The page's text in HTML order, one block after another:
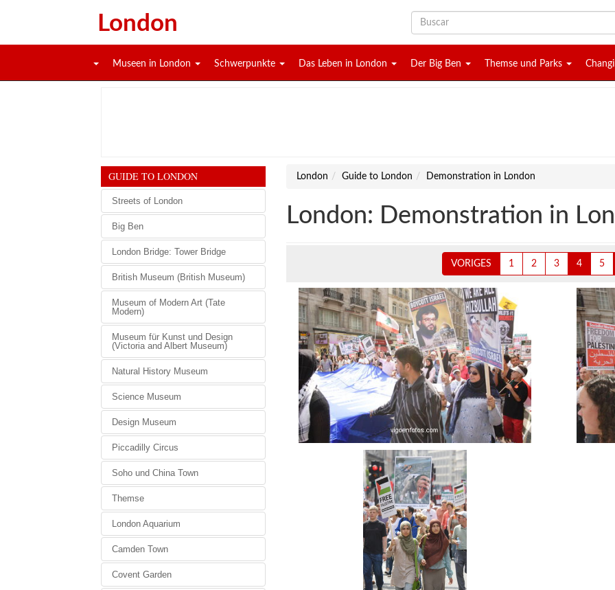
London
Museen in London Schwerpunkte Das Leben in London Der Big Ben Themse und Parks
London Guide to London Demonstration in London
London: Demonstration in
VORIGES 1 2 3 4 5
GUIDE TO LONDON
Streets of London
Big Ben
London Bridge: Tower Bridge
British Museum (British Museum)
Museum of Modern Art (Tate
Modern)
Museum für Kunst und Design
(Victoria and Albert Museum)
Natural History Museum
Science Museum
Design Museum
Piccadilly Circus
Soho und China Town
Themse
London Aquarium
Camden Town
Covent Garden